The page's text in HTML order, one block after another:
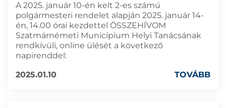
A 2025. január 10-én kelt 2-es számú
polgármesteri rendelet alapján 2025. január 14-
én, 14.00 órai kezdettel ÖSSZEHÍVOM
Szatmárnémeti Municípium Helyi Tanácsának
rendkívüli, online ülését a következő
napirenddel:
2025.01.10
TOVÁBB